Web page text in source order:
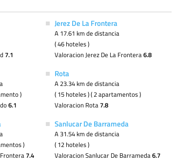
7.1
Jerez De La Frontera
A 17.61 km de distancia
( 46 hoteles )
Valoracion Jerez De La Frontera6.8
)
6.1
Rota
A 23.34 km de distancia
( 15 hoteles ) ( 2 apartamentos )
Valoracion Rota 7.8
)
7.4
Sanlucar De Barrameda
A 31.54 km de distancia
( 12 hoteles )
Valoracion Sanlucar De Barrameda6.7